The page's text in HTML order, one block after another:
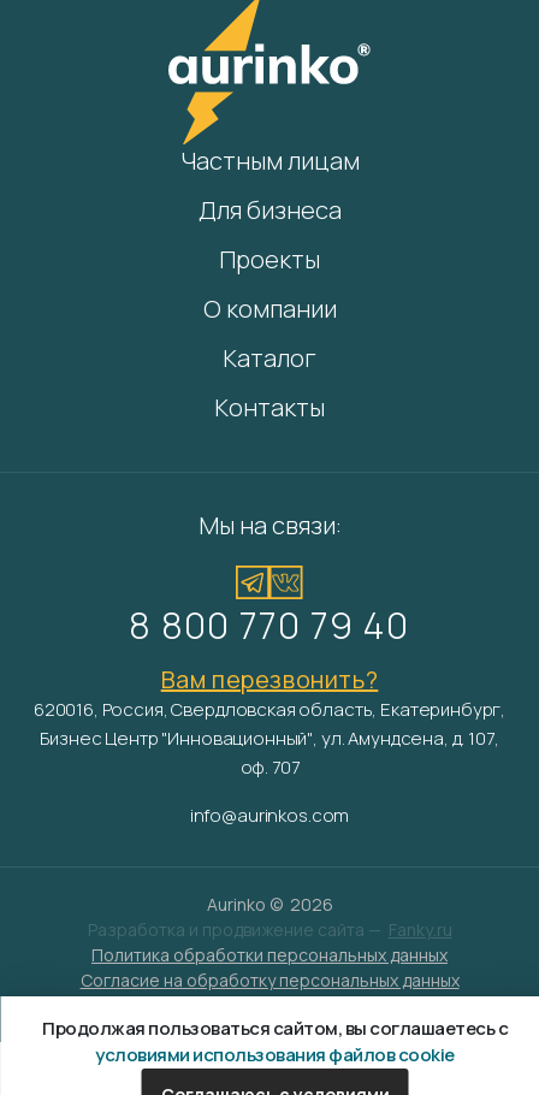
Частным лицам
Для бизнеса
Проекты
О компании
Каталог
Контакты
Мы на связи:
8 800 770 79 40
Вам перезвонить?
620016, Россия, Свердловская область, Екатеринбург,
Бизнес Центр "Инновационный", ул. Амундсена, д. 107,
оф. 707
info@aurinkos.com
Aurinko © 2026
Разработка и продвижение сайта — Fanky.ru
Политика обработки персональных данных
Согласие на обработку персональных данных
Продолжая пользоваться сайтом, вы соглашаетесь с
условиями использования файлов cookie